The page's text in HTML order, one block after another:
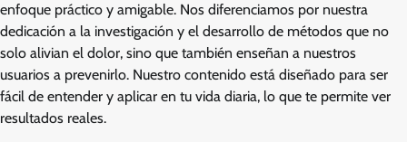
enfoque práctico y amigable. Nos diferenciamos por nuestra
dedicación a la investigación y el desarrollo de métodos que no
solo alivian el dolor, sino que también enseñan a nuestros
usuarios a prevenirlo. Nuestro contenido está diseñado para ser
fácil de entender y aplicar en tu vida diaria, lo que te permite ver
resultados reales.